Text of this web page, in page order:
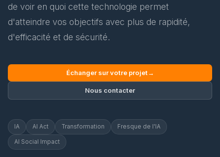
de voir en quoi cette technologie permet
d'atteindre vos objectifs avec plus de rapidité,
d'efficacité et de sécurité.
Échanger sur votre projet→
Nous contacter
IA AI Act Transformation Fresque de l'IA
AI Social Impact